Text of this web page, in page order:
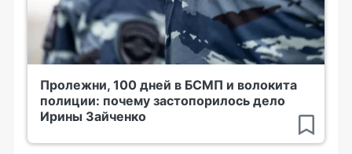
Пролежни, 100 дней в БСМП и волокита
полиции: почему застопорилось дело
Ирины Зайченко